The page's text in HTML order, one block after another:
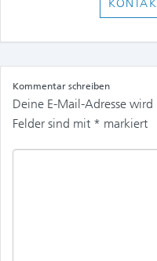
Kommentar schreiben
Deine E-Mail-Adresse
Felder sind mit * markiert